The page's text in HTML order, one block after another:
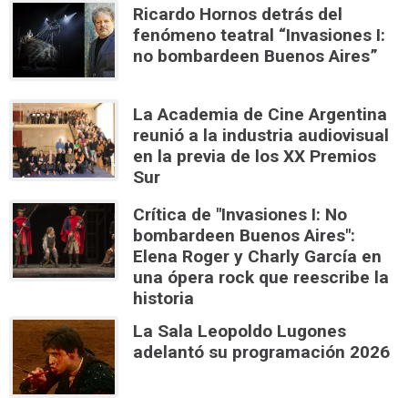
Ricardo Hornos detrás del
fenómeno teatral “Invasiones I:
no bombardeen Buenos Aires”
La Academia de Cine Argentina
reunió a la industria audiovisual
en la previa de los XX Premios
Sur
Crítica de "Invasiones I: No
bombardeen Buenos Aires":
Elena Roger y Charly García en
una ópera rock que reescribe la
historia
La Sala Leopoldo Lugones
adelantó su programación 2026